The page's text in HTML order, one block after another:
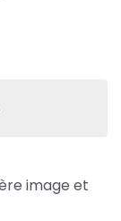
image et